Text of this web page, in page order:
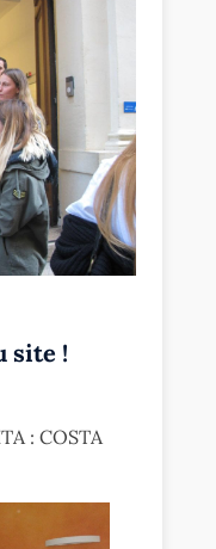
site !
: COSTA